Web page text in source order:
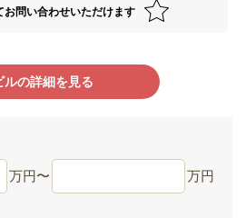
問い合わせいただけます
ルの詳細を見る
万円〜 万円